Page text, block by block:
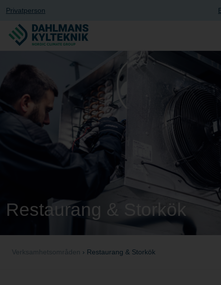
Privatperson
Restaurang & Storkök
Verksamhetsområden › Restaurang & Storkök